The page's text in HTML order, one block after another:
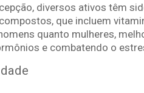
diversos ativos têm
que incluem
quanto mulheres,
e combatendo o